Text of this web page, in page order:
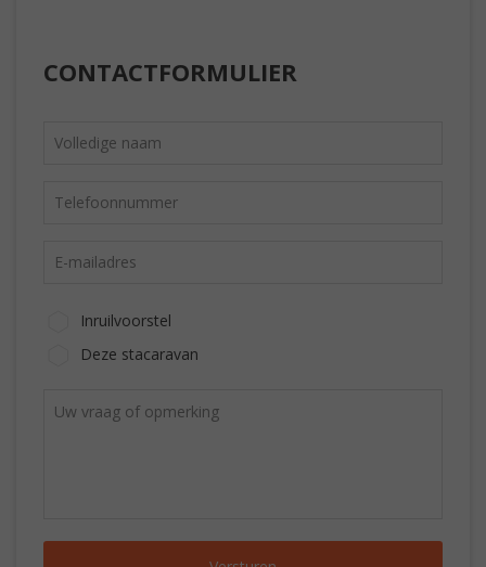
CONTACTFORMULIER
Inruilvoorstel
Deze stacaravan